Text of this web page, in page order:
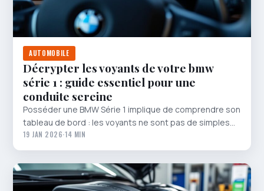
AUTOMOBILE
Décrypter les voyants de votre bmw
série 1 : guide essentiel pour une
conduite sereine
Posséder une BMW Série 1 implique de comprendre son
tableau de bord : les voyants ne sont pas de simples…
19 JAN 2026·14 MIN